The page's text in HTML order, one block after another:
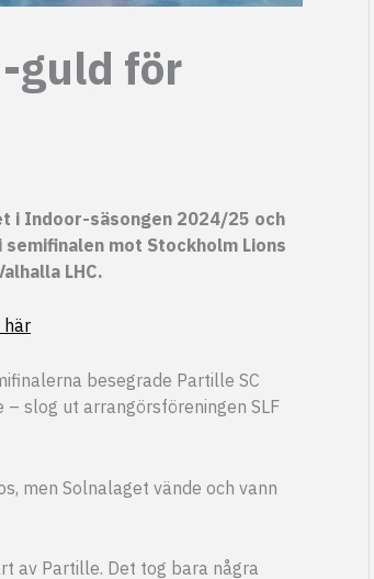
guld för
i Indoor-säsongen 2024/25 och
mot Stockholm Lions
LHC.
här
besegrade Partille SC
slog ut arrangörsföreningen SLF
men Solnalaget vände och vann
av Partille. Det tog bara några